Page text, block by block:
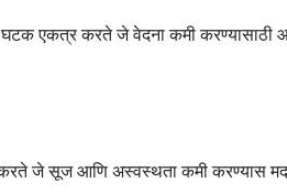
एकत्र करते जे वेदना कमी करण्यासाठी
करते जे सूज आणि अस्वस्थता कमी करण्यास